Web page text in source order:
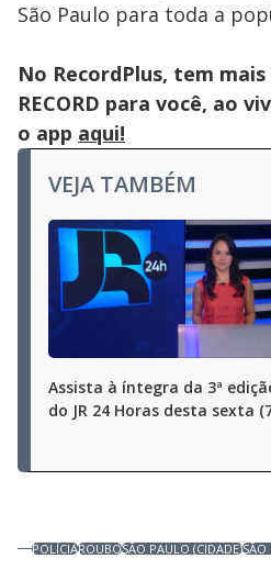
São Paulo para toda a
No RecordPlus, tem
RECORD para você, ao
o app aqui!
VEJA TAMBÉM
Assista à íntegra da 3ª
do JR 24 Horas desta sexta
POLÍCIAROUBOSÃO PAULO (CIDADE)SÃO